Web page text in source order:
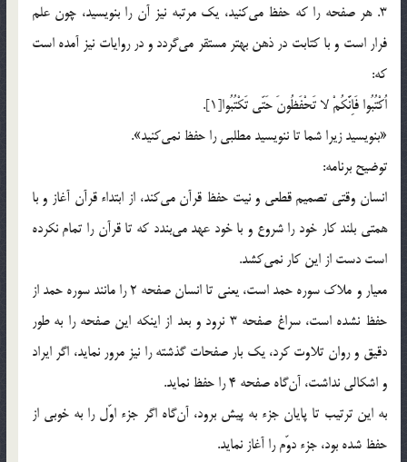
3. هر صفحه را كه حفظ مي‌كنيد، يك مرتبه نيز آن را بنويسيد، چون علم
فرار است و با كتابت در ذهن بهتر مستقر مي‌گردد و در روايات نيز آمده است
كه:
اُكْتُبُوا فَاِنَّكُمْ لا تَحْفَظُونَ حَتّي تَكْتُبُوا[1].
«بنويسيد زيرا شما تا ننويسيد مطلبي را حفظ نمي‌كنيد».
توضيح برنامه:
انسان وقتي تصميم قطعي و نيت حفظ قرآن مي‌كند، از ابتداء قرآن آغاز و با
همتي بلند كار خود را شروع و با خود عهد مي‌بندد كه تا قرآن را تمام نكرده
است دست از اين كار نمي‌كشد.
معيار و ملاك سوره حمد است، يعني تا انسان صفحه 2 را مانند سوره حمد از
حفظ نشده است، سراغ صفحه 3 نرود و بعد از اينكه اين صفحه را به طور
دقيق و روان تلاوت كرد، يك بار صفحات گذشته را نيز مرور نمايد، اگر ايراد
و اشكالي نداشت، آن‌گاه صفحه 4 را حفظ نمايد.
به اين ترتيب تا پايان جزء به پيش برود، آن‌گاه اگر جزء اوّل را به خوبي از
حفظ شده بود، جزء دوّم را ‌‌آغاز نمايد.